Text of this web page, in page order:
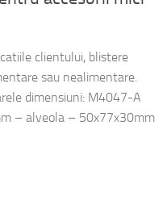
clientului, blistere
sau nealimentare.
dimensiuni: M4047-A
– alveola – 50x77x30mm